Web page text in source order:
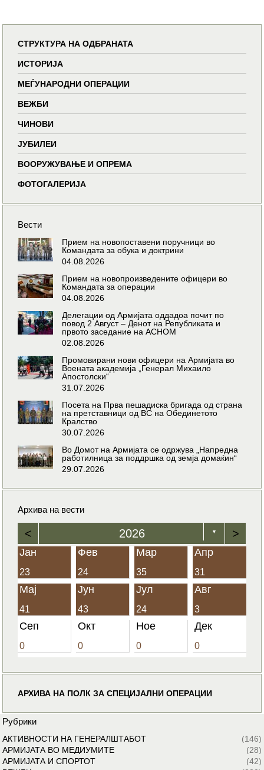
СТРУКТУРА НА ОДБРАНАТА
ИСТОРИЈА
МЕЃУНАРОДНИ ОПЕРАЦИИ
ВЕЖБИ
ЧИНОВИ
ЈУБИЛЕИ
ВООРУЖУВАЊЕ И ОПРЕМА
ФОТОГАЛЕРИЈА
Вести
Прием на новопоставени поручници во
Командата за обука и доктрини
04.08.2026
Прием на новопроизведените офицери во
Командата за операции
04.08.2026
Делегации од Армијата оддадоа почит по
повод 2 Август – Денот на Републиката и
првото заседание на АСНОМ
02.08.2026
Промовирани нови офицери на Армијата во
Воената академија „Генерал Михаило
Апостолски“
31.07.2026
Посета на Прва пешадиска бригада од страна
на претставници од ВС на Обединетото
Кралство
30.07.2026
Во Домот на Армијата се одржува „Напредна
работилница за поддршка од земја домаќин“
29.07.2026
Архива на вести
< 2026 ▼ >
Јан
23
Фев
24
Мар
35
Апр
31
Мај
41
Јун
43
Јул
24
Авг
3
Сеп
0
Окт
0
Ное
0
Дек
0
АРХИВА НА ПОЛК ЗА СПЕЦИЈАЛНИ ОПЕРАЦИИ
Рубрики
АКТИВНОСТИ НА ГЕНЕРАЛШТАБОТ
(146)
АРМИЈАТА ВО МЕДИУМИТЕ
(28)
АРМИЈАТА И СПОРТОТ
(42)